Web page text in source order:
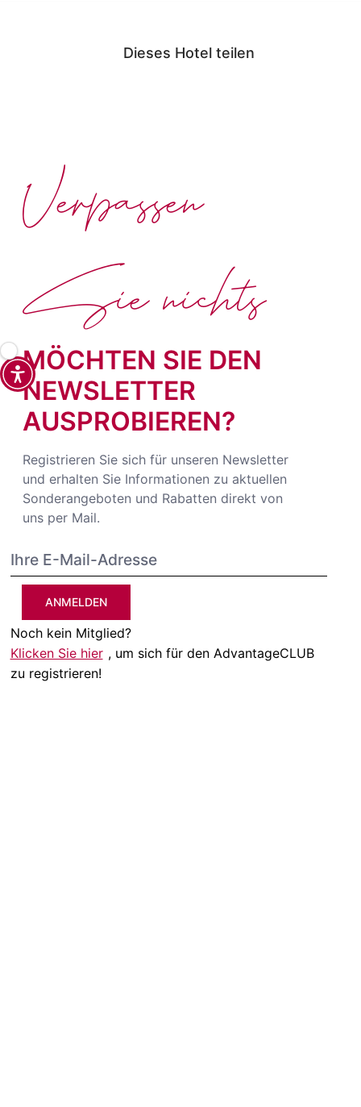
Dieses Hotel teilen
MÖCHTEN SIE DEN
NEWSLETTER
AUSPROBIEREN?
Registrieren Sie sich für unseren Newsletter
und erhalten Sie Informationen zu aktuellen
Sonderangeboten und Rabatten direkt von
uns per Mail.
ANMELDEN
Noch kein Mitglied?
Klicken Sie hier , um sich für den AdvantageCLUB
zu registrieren!
Verpassen
Sie nichts